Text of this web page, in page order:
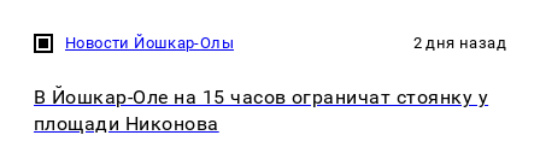
Новости Йошкар-Олы 2 дня назад
В Йошкар-Оле на 15 часов ограничат стоянку у
площади Никонова